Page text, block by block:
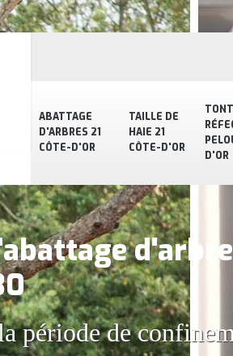
ABATTAGE
D'ARBRES 21
CÔTE-D'OR
TAILLE DE
HAIE 21
CÔTE-D'OR
D'OR
période de